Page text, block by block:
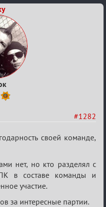
#1282
своей команде,
нет, но кто разделял с
в составе команды и
участие.
за интересные партии.